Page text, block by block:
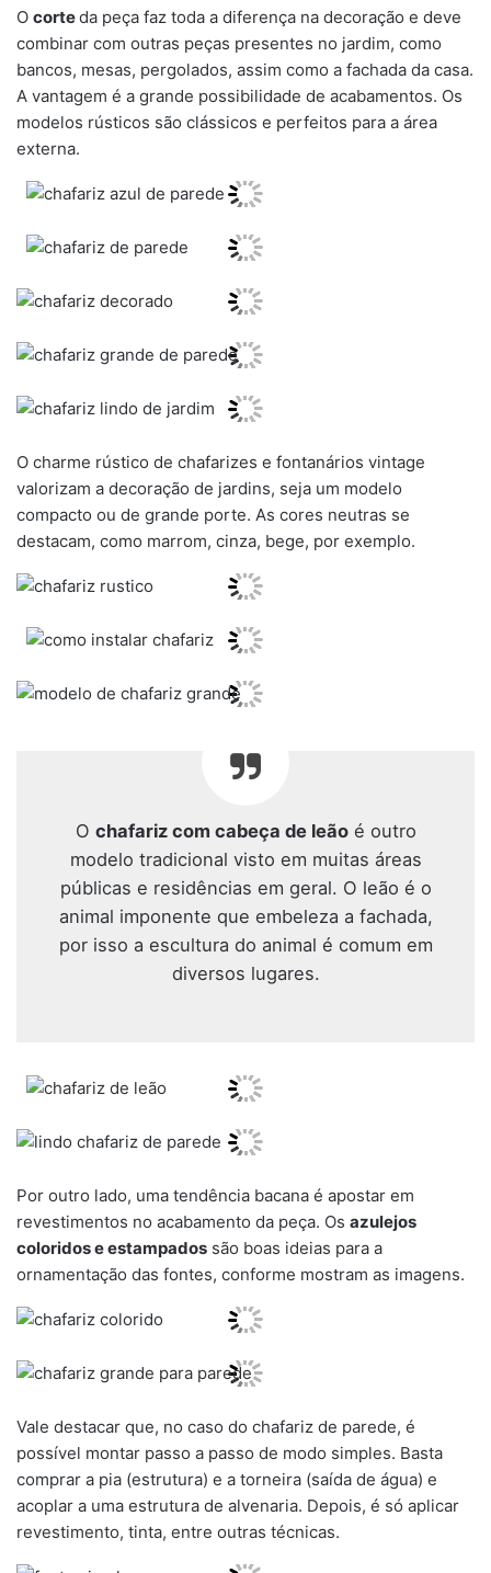
O corteda peça faz toda a diferença na decoração e deve
combinar com outras peças presentes no jardim, como
bancos, mesas, pergolados, assim como a fachada da casa.
A vantagem é a grande possibilidade de acabamentos. Os
modelos rústicos são clássicos e perfeitos para a área
externa.
O charme rústico de chafarizes e fontanários vintage
valorizam a decoração de jardins, seja um modelo
compacto ou de grande porte. As cores neutras se
destacam, como marrom, cinza, bege, por exemplo.
O chafariz com cabeça de leãoé outro
modelo tradicional visto em muitas áreas
públicas e residências em geral. O leão é o
animal imponente que embeleza a fachada,
por isso a escultura do animal é comum em
diversos lugares.
Por outro lado, uma tendência bacana é apostar em
revestimentos no acabamento da peça. Os azulejos
coloridos e estampados são boas ideias para a
ornamentação das fontes, conforme mostram as imagens.
Vale destacar que, no caso do chafariz de parede, é
possível montar passo a passo de modo simples. Basta
comprar a pia (estrutura) e a torneira (saída de água) e
acoplar a uma estrutura de alvenaria. Depois, é só aplicar
revestimento, tinta, entre outras técnicas.